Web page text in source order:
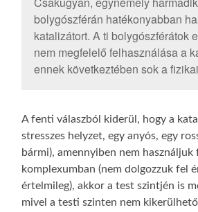
bolygószférán hatékonyabban
katalizátort. A ti bolygószférátok
nem megfelelő felhasználása a
ennek következtében sok a
A fenti válaszból kiderül, hogy a
stresszes helyzet, egy anyós, egy
bármi), amennyiben nem használjuk
komplexumban (nem dolgozzuk fel
értelmileg), akkor a test szintjén is
mivel a testi szinten nem